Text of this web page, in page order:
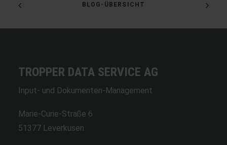
BLOG-ÜBERSICHT
TROPPER DATA SERVICE AG
Input- und Dokumenten-Management
Marie-Curie-Straße 6
51377 Leverkusen